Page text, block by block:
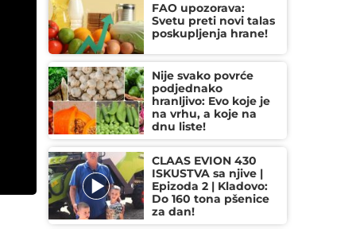
FAO upozorava:
Svetu preti novi talas
poskupljenja hrane!
Nije svako povrće
podjednako
hranljivo: Evo koje je
na vrhu, a koje na
dnu liste!
CLAAS EVION 430
ISKUSTVA sa njive |
Epizoda 2 | Kladovo:
Do 160 tona pšenice
za dan!